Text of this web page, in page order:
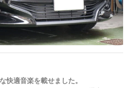
適音楽を載せました。